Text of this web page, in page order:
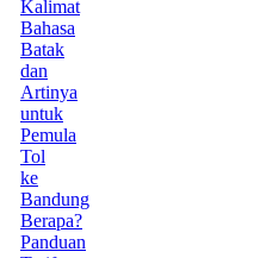
Kalimat
Bahasa
Batak
dan
Artinya
untuk
Pemula
Tol
ke
Bandung
Berapa?
Panduan